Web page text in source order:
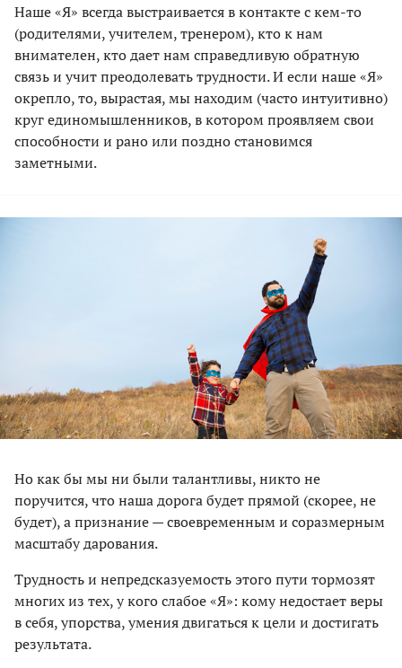
Наше «Я» всегда выстраивается в контакте с кем-то
(родителями, учителем, тренером), кто к нам
внимателен, кто дает нам справедливую обратную
связь и учит преодолевать трудности. И если наше «Я»
окрепло, то, вырастая, мы находим (часто интуитивно)
круг единомышленников, в котором проявляем свои
способности и рано или поздно становимся
заметными.
Но как бы мы ни были талантливы, никто не
поручится, что наша дорога будет прямой (скорее, не
будет), а признание — своевременным и соразмерным
масштабу дарования.
Трудность и непредсказуемость этого пути тормозят
многих из тех, у кого слабое «Я»: кому недостает веры
в себя, упорства, умения двигаться к цели и достигать
результата.